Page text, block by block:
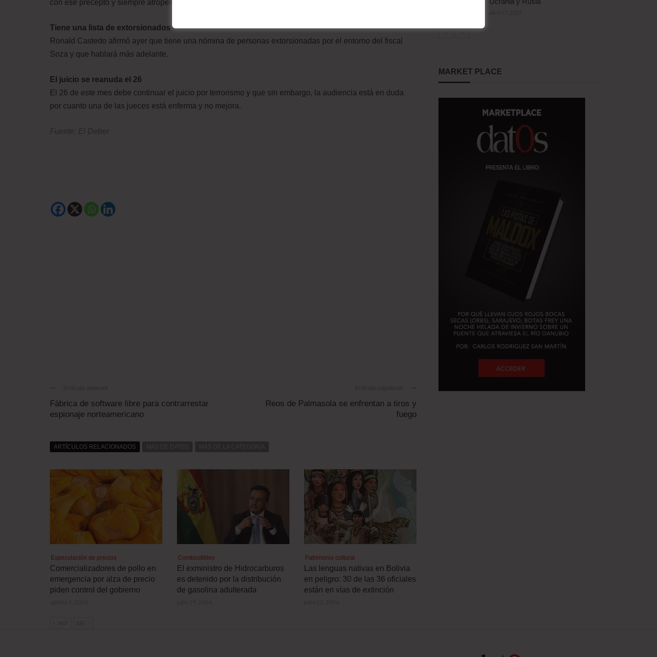
con ese precepto y siempre atropelló.
Tiene una lista de extorsionados
Ronald Castedo afirmó ayer que tiene una nómina de personas extorsionadas por el entorno del fiscal
Soza y que hablará más adelante.
El juicio se reanuda el 26
El 26 de este mes debe continuar el juicio por terrorismo y que sin embargo, la audiencia está en duda
por cuanto una de las jueces está enferma y no mejora.
Fuente: El Deber
Fábrica de software libre para contrarrestar
espionaje norteamericano
Reos de Palmasola se enfrentan a tiros y
fuego
ARTÍCULOS RELACIONADOS
Especulación de precios
Comercializadores de pollo en
emergencia por alza de precio
piden control del gobierno
Combustibles
El exministro de Hidrocarburos
es detenido por la distribución
de gasolina adulterada
Patrimonio cultural
Las lenguas nativas en Bolivia
en peligro: 30 de las 36 oficiales
están en vías de extinción
MARKET PLACE